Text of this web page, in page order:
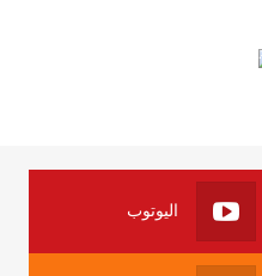
النفاذ إلى المعلومة
اليوتوب